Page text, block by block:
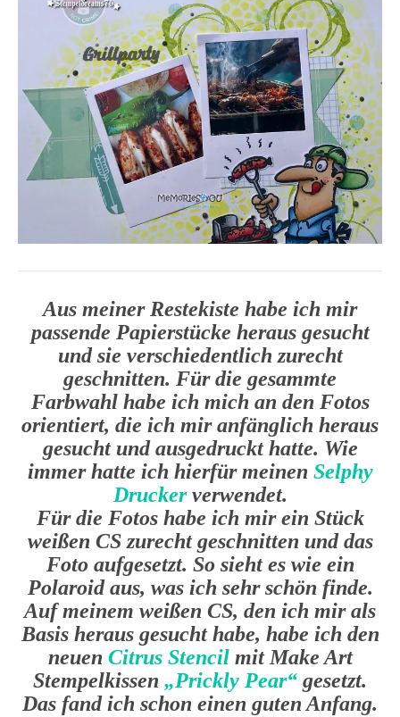
Aus meiner Restekiste habe ich mir
passende Papierstücke heraus gesucht
und sie verschiedentlich zurecht
geschnitten. Für die gesammte
Farbwahl habe ich mich an den Fotos
orientiert, die ich mir anfänglich heraus
gesucht und ausgedruckt hatte. Wie
immer hatte ich hierfür meinen Selphy
Druckerverwendet.
Für die Fotos habe ich mir ein Stück
weißen CS zurecht geschnitten und das
Foto aufgesetzt. So sieht es wie ein
Polaroid aus, was ich sehr schön finde.
Auf meinem weißen CS, den ich mir als
Basis heraus gesucht habe, habe ich den
neuen Citrus Stencilmit Make Art
Stempelkissen „Prickly Pear“ gesetzt.
Das fand ich schon einen guten Anfang.